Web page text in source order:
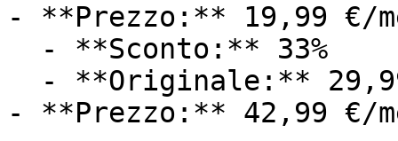
- **Prezzo:** 19,99 €/
- **Prezzo:** 42,99 €/